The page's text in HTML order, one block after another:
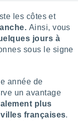
les côtes et
Ainsi, vous
jours à
sous le signe
année de
un avantage
plus
françaises.